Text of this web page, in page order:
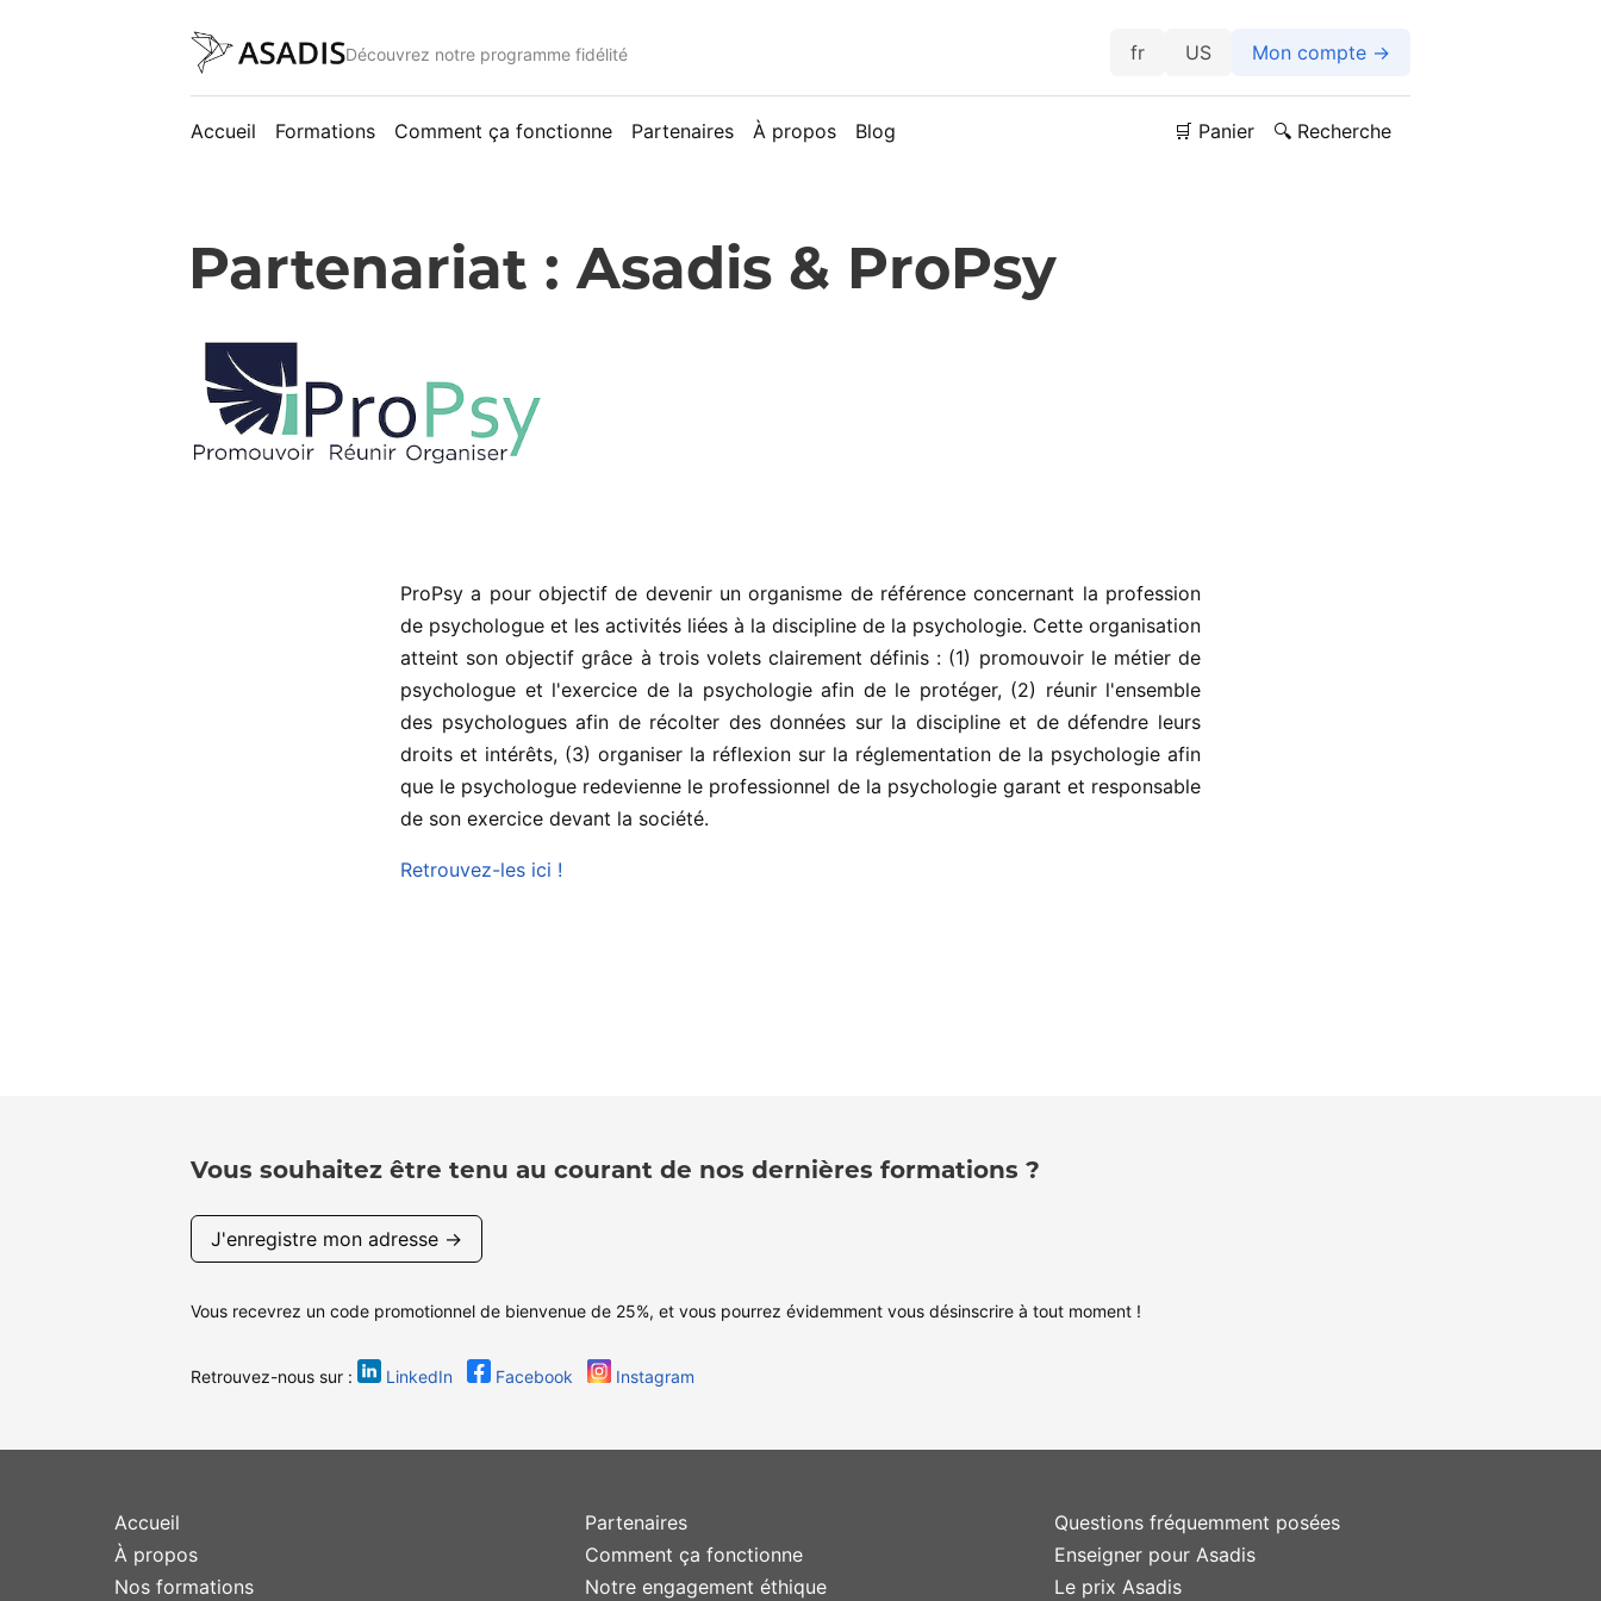
Découvrez notre programme fidélité US Mon compte →
Accueil Formations Comment ça fonctionne Partenaires À propos Blog 🛒 Panier 🔍 Recherche
Partenariat : Asadis & ProPsy
ProPsy a pour objectif de devenir un organisme de référence concernant la profession
de psychologue et les activités liées à la discipline de la psychologie. Cette organisation
atteint son objectif grâce à trois volets clairement définis : (1) promouvoir le métier de
psychologue et l'exercice de la psychologie afin de le protéger, (2) réunir l'ensemble
des psychologues afin de récolter des données sur la discipline et de défendre leurs
droits et intérêts, (3) organiser la réflexion sur la réglementation de la psychologie afin
que le psychologue redevienne le professionnel de la psychologie garant et responsable
de son exercice devant la société.
Retrouvez-les ici !
Vous souhaitez être tenu au courant de nos dernières formations ?
J'enregistre mon adresse →
Vous recevrez un code promotionnel de bienvenue de 25%, et vous pourrez évidemment vous désinscrire à tout moment !
Retrouvez-nous sur : LinkedIn Facebook Instagram
Accueil
À propos
Nos formations
Partenaires
Comment ça fonctionne
Notre engagement éthique
Questions fréquemment posées
Enseigner pour Asadis
Le prix Asadis